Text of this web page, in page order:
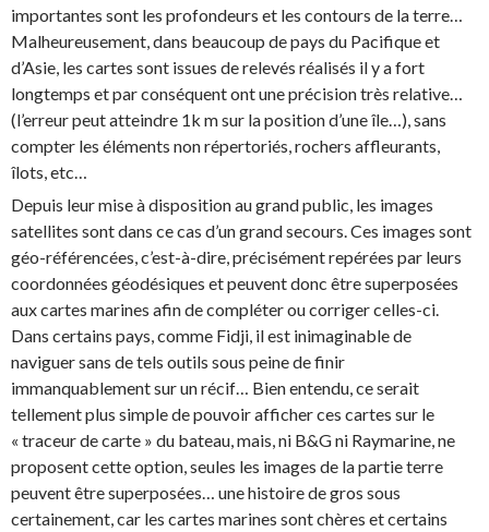
importantes sont les profondeurs et les contours de la terre…
Malheureusement, dans beaucoup de pays du Pacifique et
d’Asie, les cartes sont issues de relevés réalisés il y a fort
longtemps et par conséquent ont une précision très relative…
(l’erreur peut atteindre 1k m sur la position d’une île…), sans
compter les éléments non répertoriés, rochers affleurants,
îlots, etc…
Depuis leur mise à disposition au grand public, les images
satellites sont dans ce cas d’un grand secours. Ces images sont
géo-référencées, c’est-à-dire, précisément repérées par leurs
coordonnées géodésiques et peuvent donc être superposées
aux cartes marines afin de compléter ou corriger celles-ci.
Dans certains pays, comme Fidji, il est inimaginable de
naviguer sans de tels outils sous peine de finir
immanquablement sur un récif… Bien entendu, ce serait
tellement plus simple de pouvoir afficher ces cartes sur le
« traceur de carte » du bateau, mais, ni B&G ni Raymarine, ne
proposent cette option, seules les images de la partie terre
peuvent être superposées… une histoire de gros sous
certainement, car les cartes marines sont chères et certains